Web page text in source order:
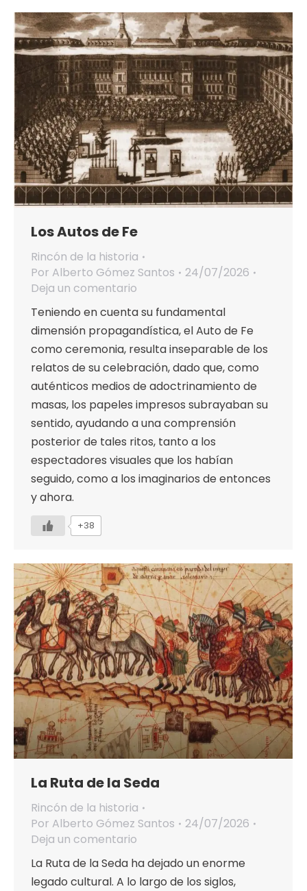
Los Autos de Fe
Rincón de la historia
Por Alberto Gómez Santos
24/07/2026
Deja un comentario
Teniendo en cuenta su fundamental
dimensión propagandística, el Auto de Fe
como ceremonia, resulta inseparable de los
relatos de su celebración, dado que, como
auténticos medios de adoctrinamiento de
masas, los papeles impresos subrayaban su
sentido, ayudando a una comprensión
posterior de tales ritos, tanto a los
espectadores visuales que los habían
seguido, como a los imaginarios de entonces
y ahora.
+38
La Ruta de la Seda
Rincón de la historia
Por Alberto Gómez Santos
24/07/2026
Deja un comentario
La Ruta de la Seda ha dejado un enorme
legado cultural. A lo largo de los siglos,